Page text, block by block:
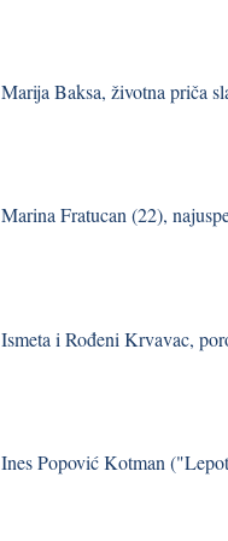
Marija Baksa, životna priča
Marina Fratucan (22),
Ismeta i Rođeni Krvavac,
Ines Popović Kotman